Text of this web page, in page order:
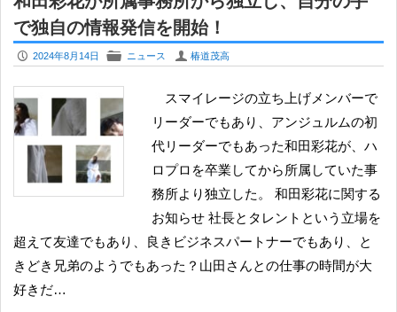
で独自の情報発信を開始！
P 2024年8月14日 F ニュース U 椿道茂高
スマイレージの立ち上げメンバーで
リーダーでもあり、アンジュルムの初
代リーダーでもあった和田彩花が、ハ
ロプロを卒業してから所属していた事
務所より独立した。 和田彩花に関する
お知らせ 社長とタレントという立場を
超えて友達でもあり、良きビジネスパートナーでもあり、と
きどき兄弟のようでもあった？山田さんとの仕事の時間が大
好きだ…